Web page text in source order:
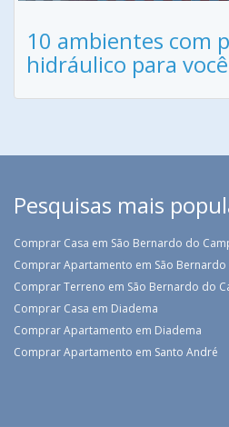
10 ambientes com
hidráulico para
Pesquisas mais
Comprar Casa em São Bernardo do
Comprar Apartamento em São
Comprar Terreno em São Bernardo do
Comprar Casa em Diadema
Comprar Apartamento em Diadema
Comprar Apartamento em Santo André